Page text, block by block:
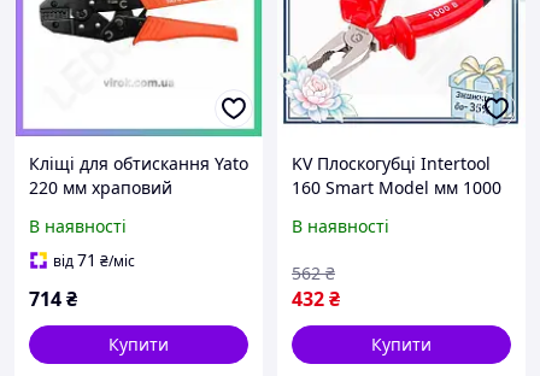
Кліщі для обтискання Yato
220 мм храповий
0,5-4 мм2 професійні
плоскогубці
В наявності
від71 ₴/міс
714₴
Купити
KV Плоскогубці Intertool
160 Smart Model мм 1000
обтискання проводів та
В наявності
432₴
562 ₴
Купити